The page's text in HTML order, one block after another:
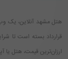
هتل مشهد آنلاین، یک
قرارداد بسته است تا
ارزان‌ترین قیمت، هتل یا